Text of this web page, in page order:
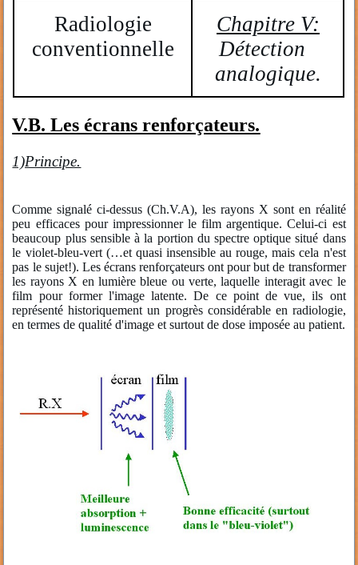
Radiologie
conventionnelle
Chapitre V:
Détection
analogique.
V.B. Les écrans renforçateurs.
1)Principe.
Comme signalé ci-dessus (Ch.V.A), les rayons X sont en réalité
peu efficaces pour impressionner le film argentique. Celui-ci est
beaucoup plus sensible à la portion du spectre optique situé dans
le violet-bleu-vert (…et quasi insensible au rouge, mais cela n'est
pas le sujet!). Les écrans renforçateurs ont pour but de transformer
les rayons X en lumière bleue ou verte, laquelle interagit avec le
film pour former l'image latente. De ce point de vue, ils ont
représenté historiquement un progrès considérable en radiologie,
en termes de qualité d'image et surtout de dose imposée au patient.